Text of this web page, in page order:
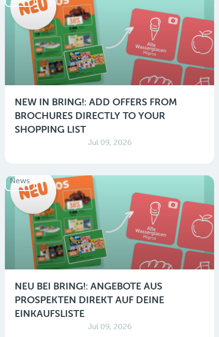
NEW IN BRING!: ADD OFFERS FROM
BROCHURES DIRECTLY TO YOUR
SHOPPING LIST
Jul 09, 2026
News
NEU BEI BRING!: ANGEBOTE AUS
PROSPEKTEN DIREKT AUF DEINE
EINKAUFSLISTE
Jul 09, 2026